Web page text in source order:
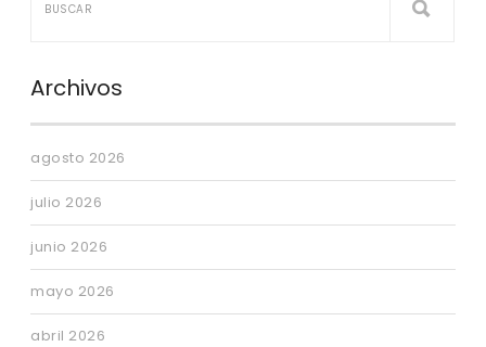
Archivos
agosto 2026
julio 2026
junio 2026
mayo 2026
abril 2026